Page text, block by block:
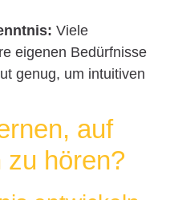
Viele
eigenen Bedürfnisse
genug, um intuitiven
auf
zu hören?